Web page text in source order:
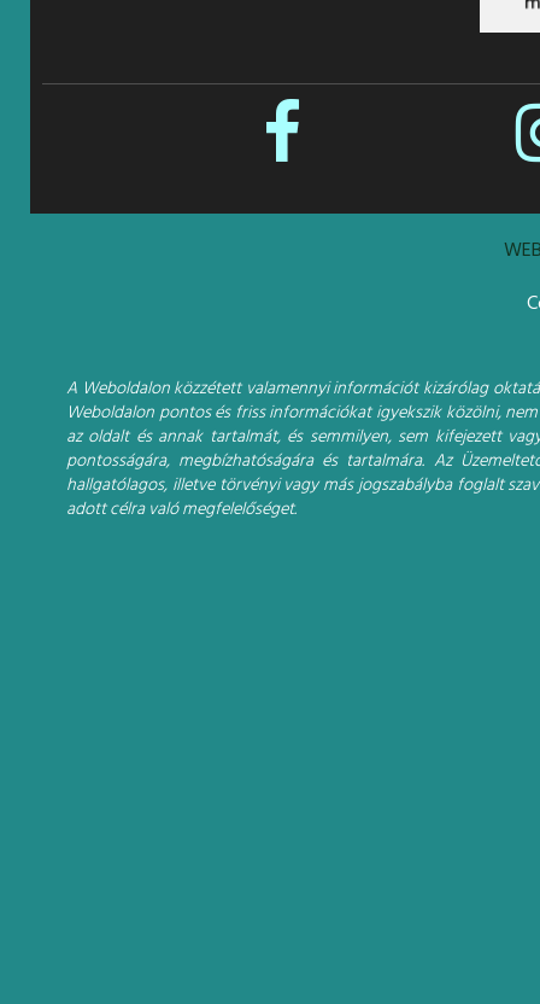
A Weboldalon közzétett valamennyi információt kizárólag
Weboldalon pontos és friss információkat igyekszik közölni,
az oldalt és annak tartalmát, és semmilyen, sem kifejezett
pontosságára, megbízhatóságára és tartalmára. Az
hallgatólagos, illetve törvényi vagy más jogszabályba foglalt
adott célra való megfelelőséget.